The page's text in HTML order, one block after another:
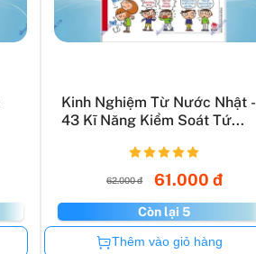
Kinh Nghiệm Từ Nước Nhật -
43 Kĩ Năng Kiểm Soát Tứ...
62.000 đ 61.000 đ
Còn lại 5
Còn hàng
Thêm vào giỏ hàng